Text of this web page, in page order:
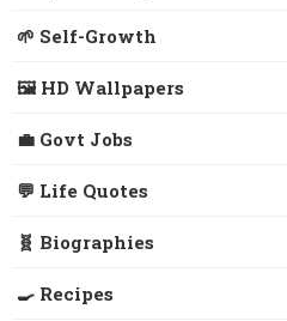
🌱 Self-Growth
🖼️ HD Wallpapers
💼 Govt Jobs
💬 Life Quotes
🧬 Biographies
🍳 Recipes